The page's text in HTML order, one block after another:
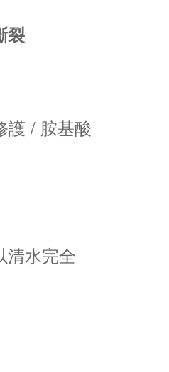
裂
護 / 胺基酸
清水完全